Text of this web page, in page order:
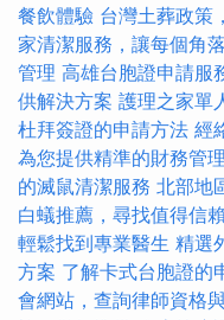
餐飲體驗 台灣土葬政策
家清潔服務，讓每個角
管理 高雄台胞證申請服
供解決方案 護理之家單
杜拜簽證的申請方法 經
為您提供精準的財務管理
的滅鼠清潔服務 北部地
白蟻推薦，尋找值得信
輕鬆找到專業醫生 精選
方案 了解卡式台胞證的
會網站，查詢律師資格